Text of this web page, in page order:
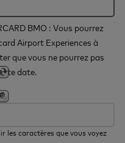
BMO : Vous pourrez
Airport Experiences à
que vous ne pourrez pas
date.
les caractères que vous voyez